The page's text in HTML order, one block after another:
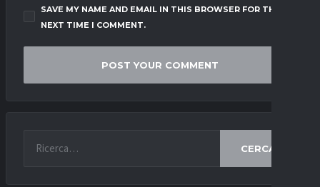
SAVE MY NAME AND EMAIL IN THIS BROWSER FOR THE
NEXT TIME I COMMENT.
CERCA